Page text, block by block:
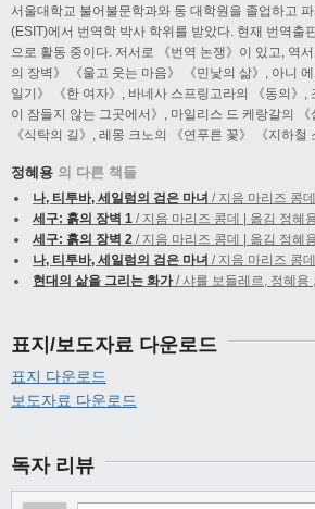
서울대학교 불어불문학과와 동 대학원을 졸업하고
(ESIT)에서 번역학 박사 학위를 받았다. 현재 번역출
으로 활동 중이다. 저서로 《번역 논쟁》이 있고, 역
의 장벽》 《울고 웃는 마음》 《민낯의 삶》, 아니
일기》 《한 여자》, 바네사 스프링고라의 《동의》,
이 잠들지 않는 그곳에서》, 마일리스 드 케랑갈의 《
《식탁의 길》, 레몽 크노의 《연푸른 꽃》 《지하철
정혜용 의 다른 책들
나, 티투바, 세일럼의 검은 마녀 / 지음 마리즈 콩
세구: 흙의 장벽 1 / 지음 마리즈 콩데 | 옮김 정혜
세구: 흙의 장벽 2 / 지음 마리즈 콩데 | 옮김 정혜
나, 티투바, 세일럼의 검은 마녀 / 지음 마리즈 콩
현대의 삶을 그리는 화가/ 샤를 보들레르, 정혜용
표지/보도자료 다운로드
표지 다운로드
보도자료 다운로드
독자 리뷰